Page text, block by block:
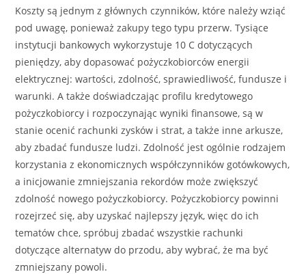
Koszty są jednym z głównych czynników, które należy wziąć
pod uwagę, ponieważ zakupy tego typu przerw. Tysiące
instytucji bankowych wykorzystuje 10 C dotyczących
pieniędzy, aby dopasować pożyczkobiorców energii
elektrycznej: wartości, zdolność, sprawiedliwość, fundusze i
warunki. A także doświadczając profilu kredytowego
pożyczkobiorcy i rozpoczynając wyniki finansowe, są w
stanie ocenić rachunki zysków i strat, a także inne arkusze,
aby zbadać fundusze ludzi. Zdolność jest ogólnie rodzajem
korzystania z ekonomicznych współczynników gotówkowych,
a inicjowanie zmniejszania rekordów może zwiększyć
zdolność nowego pożyczkobiorcy. Pożyczkobiorcy powinni
rozejrzeć się, aby uzyskać najlepszy język, więc do ich
tematów chce, spróbuj zbadać wszystkie rachunki
dotyczące alternatyw do przodu, aby wybrać, że ma być
zmniejszany powoli.